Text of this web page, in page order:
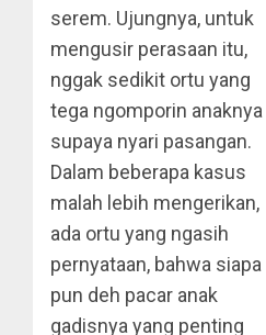
serem. Ujungnya, untuk
mengusir perasaan itu,
nggak sedikit ortu yang
tega ngomporin anaknya
supaya nyari pasangan.
Dalam beberapa kasus
malah lebih mengerikan,
ada ortu yang ngasih
pernyataan, bahwa siapa
pun deh pacar anak
gadisnya yang penting